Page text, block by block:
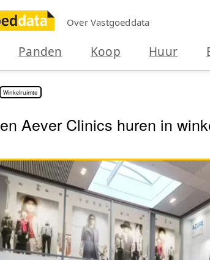
Over Vastgoeddata
Panden Koop Huur
Winkelruimte
Aever Clinics huren in